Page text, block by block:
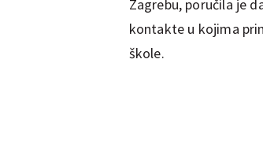
Zagrebu, poručila je
kontakte u kojima
škole.